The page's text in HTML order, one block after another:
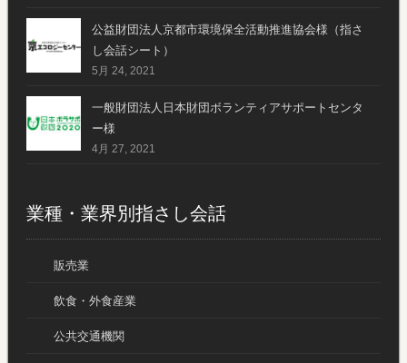
公益財団法人京都市環境保全活動推進協会様（指さ
し会話シート）
5月 24, 2021
一般財団法人日本財団ボランティアサポートセンタ
ー様
4月 27, 2021
業種・業界別指さし会話
販売業
飲食・外食産業
公共交通機関